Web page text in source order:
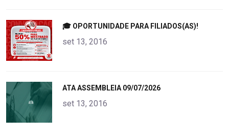
alt="product">
🎓 OPORTUNIDADE PARA FILIADOS(AS)!
set 13, 2016
alt="product">
ATA ASSEMBLEIA 09/07/2026
set 13, 2016